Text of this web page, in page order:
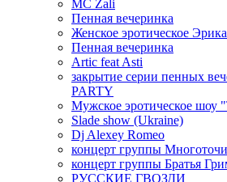
MC Zali
Пенная вечеринка
Женское эротическое
Пенная вечеринка
Artic feat Asti
закрытие серии пенных
PARTY
Мужское эротическое
Slade show (Ukraine)
Dj Alexey Romeo
концерт группы
концерт группы Братья
РУССКИЕ ГВОЗДИ